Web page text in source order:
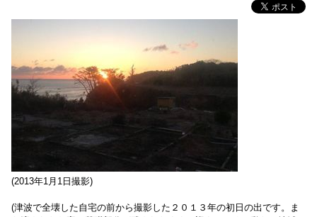
(2013年1月1日撮影)
(津波で全壊した自宅の前から撮影した２０１３年の初日の出です。ま